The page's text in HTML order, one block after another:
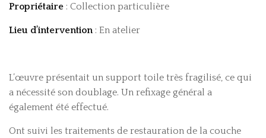
Propriétaire : Collection particulière
Lieu d’intervention : En atelier
L’œuvre présentait un support toile très fragilisé, ce qui
a nécessité son doublage. Un refixage général a
également été effectué.
Ont suivi les traitements de restauration de la couche